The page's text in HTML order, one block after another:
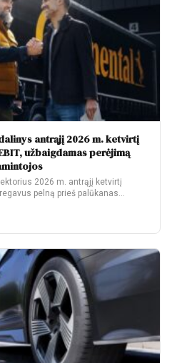
antrąjį 2026 m. ketvirtį
užbaigdamas perėjimą
2026 m. antrąjį ketvirtį
pelną prieš palūkanas…